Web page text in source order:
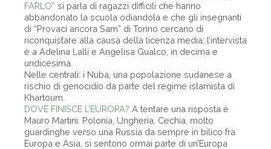
FARLO” si parla di ragazzi difficili che hanno
abbandonato la scuola odiandola e che gli insegnanti
di “Provaci ancora Sam” di Torino cercano di
riconquistare alla causa della licenza media; l’intervista
è a Adelina Lalli e Angelisa Gualco, in decima e
undicesima.
Nelle centrali: i Nuba, una popolazione sudanese a
rischio di genocidio da parte del regime islamista di
Khartoum.
DOVE FINISCE L’EUROPA? A tentare una risposta è
Mauro Martini. Polonia, Ungheria, Cechia, molto
guardinghe verso una Russia da sempre in bilico fra
Europa e Asia, si sentono ormai parte di un’Europa